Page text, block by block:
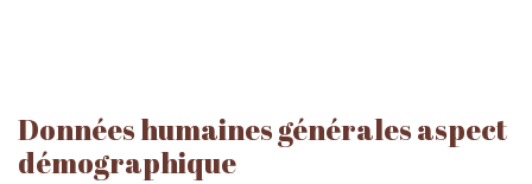
Données humaines générales aspect
démographique